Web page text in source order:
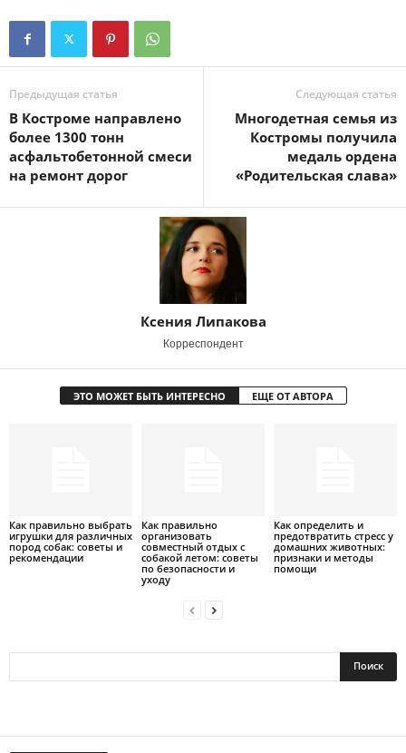
Предыдущая статья
В Костроме направлено
более 1300 тонн
асфальтобетонной смеси
на ремонт дорог
Следующая статья
Многодетная семья из
Костромы получила
медаль ордена
«Родительская слава»
Ксения Липакова
Корреспондент
ЭТО МОЖЕТ БЫТЬ ИНТЕРЕСНО ЕЩЕ ОТ АВТОРА
Как правильно выбрать
игрушки для различных
пород собак: советы и
рекомендации
Как правильно
организовать
совместный отдых с
собакой летом: советы
по безопасности и
уходу
Как определить и
предотвратить стресс у
домашних животных:
признаки и методы
помощи